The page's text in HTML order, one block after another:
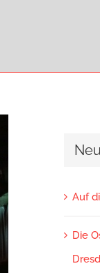
Auf
Die